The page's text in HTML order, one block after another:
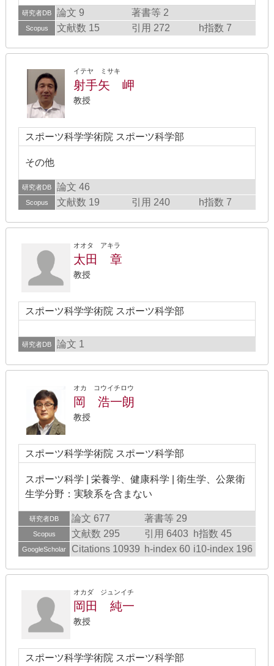
研究者DB 論文 9 著書等 2
Scopus 文献数 15 引用 272 h指数 7
イテヤ ミサキ
射手矢 岬
教授
スポーツ科学学術院 スポーツ科学部
その他
研究者DB 論文 46
Scopus 文献数 19 引用 240 h指数 7
オオタ アキラ
太田 章
教授
スポーツ科学学術院 スポーツ科学部
研究者DB 論文 1
オカ コウイチロウ
岡 浩一朗
教授
スポーツ科学学術院 スポーツ科学部
スポーツ科学 | 栄養学、健康科学 | 衛生学、公衆衛
生学分野：実験系を含まない
研究者DB 論文 677 著書等 29
Scopus 文献数 295 引用 6403 h指数 45
GoogleScholar Citations 10939 h-index 60 i10-index 196
オカダ ジュンイチ
岡田 純一
教授
スポーツ科学学術院 スポーツ科学部